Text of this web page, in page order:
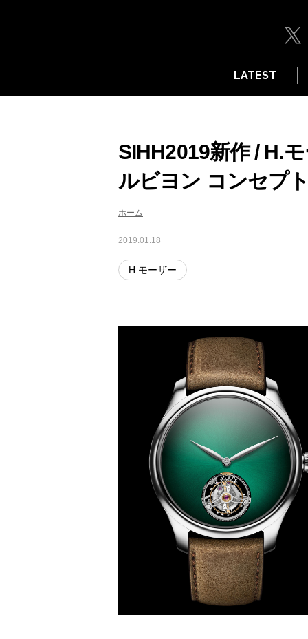
LATEST
SIHH2019新作 / H.
ルビヨン コンセプ
ホーム
2019.01.18
H.モーザー